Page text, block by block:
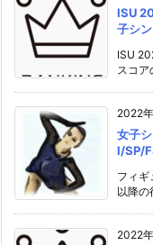
ISU
子シン
ISU
スコア
2022
女子
l/SP/
フィ
以降の
2022